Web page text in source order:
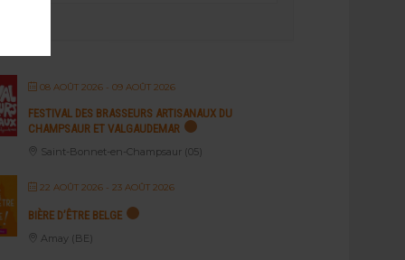
08 AOÛT 2026 - 09 AOÛT 2026
FESTIVAL DES BRASSEURS ARTISANAUX DU
CHAMPSAUR ET VALGAUDEMAR
Saint-Bonnet-en-Champsaur (05)
22 AOÛT 2026 - 23 AOÛT 2026
BIÈRE D’ÊTRE BELGE
Amay (BE)